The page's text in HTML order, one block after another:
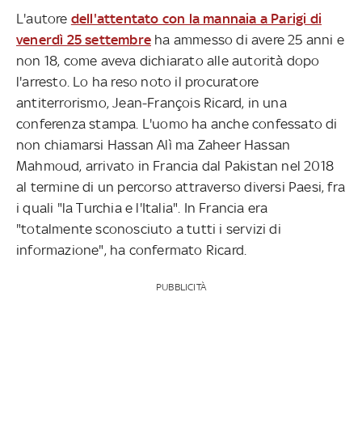
L'autore dell'attentato con la mannaia a Parigi di
venerdì 25 settembre ha ammesso di avere 25 anni e
non 18, come aveva dichiarato alle autorità dopo
l'arresto. Lo ha reso noto il procuratore
antiterrorismo, Jean-François Ricard, in una
conferenza stampa. L'uomo ha anche confessato di
non chiamarsi Hassan Alì ma Zaheer Hassan
Mahmoud, arrivato in Francia dal Pakistan nel 2018
al termine di un percorso attraverso diversi Paesi, fra
i quali "la Turchia e l'Italia". In Francia era
"totalmente sconosciuto a tutti i servizi di
informazione", ha confermato Ricard.
PUBBLICITÀ